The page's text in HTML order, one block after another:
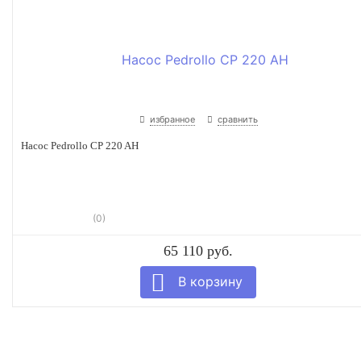
избранное сравнить
Насос Pedrollo CP 220 AH
(0)
65 110 руб.